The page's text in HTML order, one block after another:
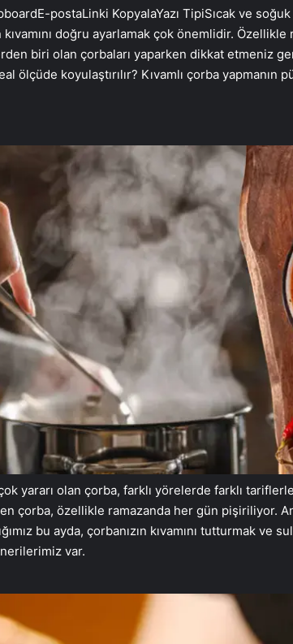
E-postaLinki KopyalaYazı TipiSıcak ve
doğru ayarlamak çok önemlidir. Özellikle
biri olan çorbaları yaparken dikkat etmeniz
ölçüde koyulaştırılır? Kıvamlı çorba yapmanın
yararı olan çorba, farklı yörelerde farklı
çorba, özellikle ramazanda her gün pişiriliyor.
bu ayda, çorbanızın kıvamını tutturmak ve
var.